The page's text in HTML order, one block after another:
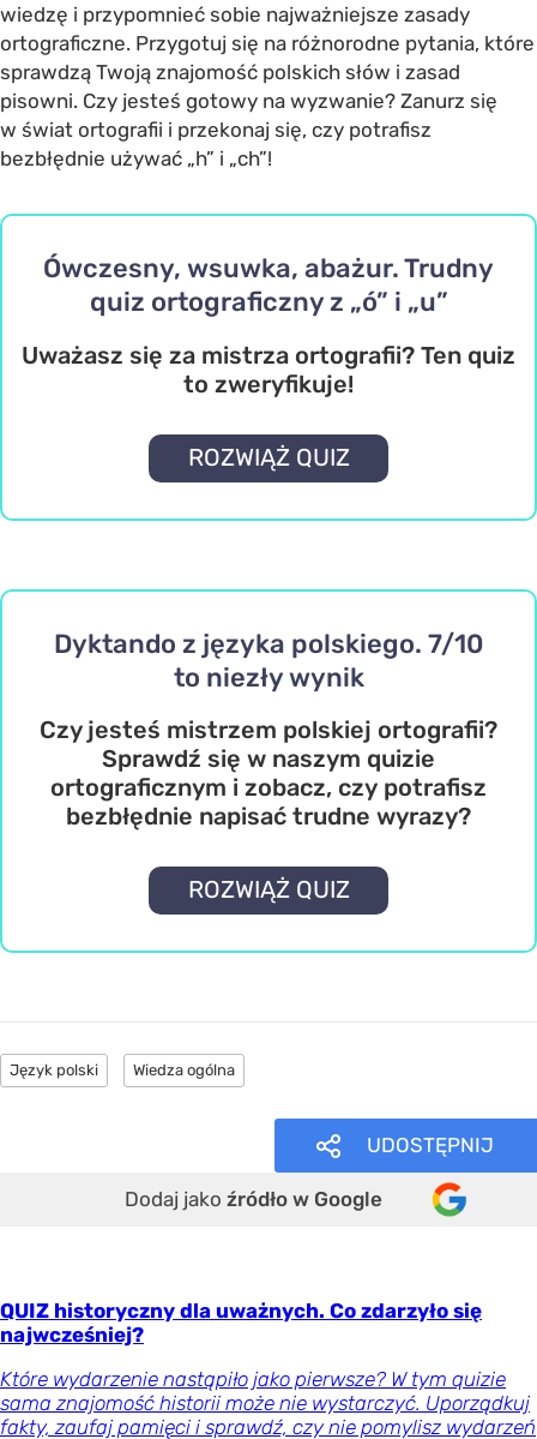
wiedzę i przypomnieć sobie najważniejsze zasady
ortograficzne. Przygotuj się na różnorodne pytania, które
sprawdzą Twoją znajomość polskich słów i zasad
pisowni. Czy jesteś gotowy na wyzwanie? Zanurz się
w świat ortografii i przekonaj się, czy potrafisz
bezbłędnie używać „h” i „ch”!
Ówczesny, wsuwka, abażur. Trudny
quiz ortograficzny z „ó” i „u”
Uważasz się za mistrza ortografii? Ten quiz
to zweryfikuje!
ROZWIĄŻ QUIZ
Dyktando z języka polskiego. 7/10
to niezły wynik
Czy jesteś mistrzem polskiej ortografii?
Sprawdź się w naszym quizie
ortograficznym i zobacz, czy potrafisz
bezbłędnie napisać trudne wyrazy?
ROZWIĄŻ QUIZ
Język polski Wiedza ogólna
UDOSTĘPNIJ
Dodaj jako źródło w Google
QUIZ historyczny dla uważnych. Co zdarzyło się
najwcześniej?
Które wydarzenie nastąpiło jako pierwsze? W tym quizie
sama znajomość historii może nie wystarczyć. Uporządkuj
fakty, zaufaj pamięci i sprawdź, czy nie pomylisz wydarzeń